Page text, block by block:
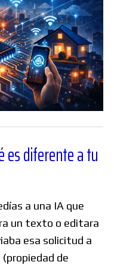
es diferente a tu
a una IA que
un texto o editara
esa solicitud a
de